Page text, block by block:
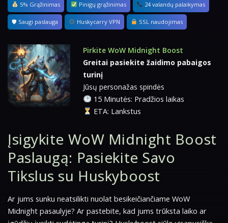
5% Grąžinimas Pinigų grąžinimas 24 valandų palaikymas
🛡 Saugi paslauga Huskycarry VPN SSL naudojimas
Pirkite WoW Midnight Boost
Greitai pasiekite žaidimo pabaigos
turinį
Jūsų personažas spindės
15 Minutės: Pradžios laikas
ETA: Lankstus
Įsigykite WoW Midnight Boost
Paslaugą: Pasiekite Savo
Tikslus su Huskyboost
Ar jums sunku neatsilikti nuolat besikeičiančiame WoW
Midnight pasaulyje? Ar pastebite, kad jums trūksta laiko ar